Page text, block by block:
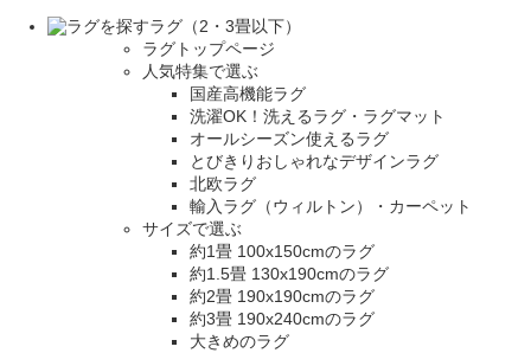
ラグ（2・3畳以下）
ラグトップページ
人気特集で選ぶ
国産高機能ラグ
洗濯OK！洗えるラグ・ラグマット
オールシーズン使えるラグ
とびきりおしゃれなデザインラグ
北欧ラグ
輸入ラグ（ウィルトン）・カーペット
サイズで選ぶ
約1畳 100x150cmのラグ
約1.5畳 130x190cmのラグ
約2畳 190x190cmのラグ
約3畳 190x240cmのラグ
大きめのラグ